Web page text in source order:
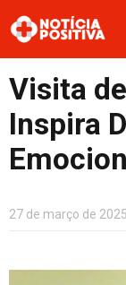
Saúde & Bem-estar
Boas Ações
Cultura
Visita
Inspira
27 de março de 2025